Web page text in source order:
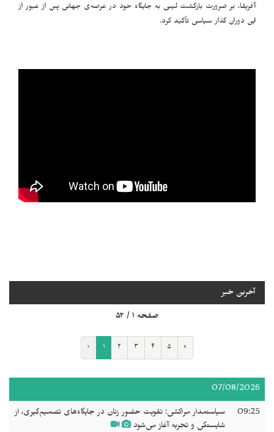
آفریقا، بر ضرورت بازگشت لیبی به جایگاه خود در عرصه‌ی جهانی پس از عبور از
این دوران گذار سیاسی تأکید کرد.
آخرین خبر
صفحه ۱ / ۵۲
‹ ۱ ۲ ۳ ۴ ۵ ›
07/08/2026
09:25
سیاستمدار مراکشی: تقویت حضور زنان در جایگاه‌های تصمیم‌گیری، از
شایستگی و تجربه آغاز می‌شود